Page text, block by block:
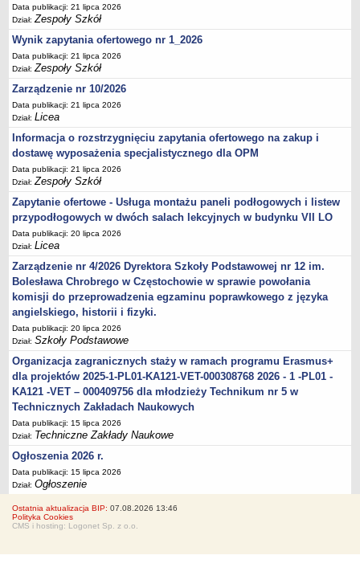
Data publikacji: 21 lipca 2026
Dział:Zespoły Szkół
Wynik zapytania ofertowego nr 1_2026
Data publikacji: 21 lipca 2026
Dział:Zespoły Szkół
Zarządzenie nr 10/2026
Data publikacji: 21 lipca 2026
Dział:Licea
Informacja o rozstrzygnięciu zapytania ofertowego na zakup i
dostawę wyposażenia specjalistycznego dla OPM
Data publikacji: 21 lipca 2026
Dział:Zespoły Szkół
Zapytanie ofertowe - Usługa montażu paneli podłogowych i listew
przypodłogowych w dwóch salach lekcyjnych w budynku VII LO
Data publikacji: 20 lipca 2026
Dział:Licea
Zarządzenie nr 4/2026 Dyrektora Szkoły Podstawowej nr 12 im.
Bolesława Chrobrego w Częstochowie w sprawie powołania
komisji do przeprowadzenia egzaminu poprawkowego z języka
angielskiego, historii i fizyki.
Data publikacji: 20 lipca 2026
Dział:Szkoły Podstawowe
Organizacja zagranicznych staży w ramach programu Erasmus+
dla projektów 2025-1-PL01-KA121-VET-000308768 2026 - 1 -PL01 -
KA121 -VET – 000409756 dla młodzieży Technikum nr 5 w
Technicznych Zakładach Naukowych
Data publikacji: 15 lipca 2026
Dział: Techniczne Zakłady Naukowe
Ogłoszenia 2026 r.
Data publikacji: 15 lipca 2026
Dział:Ogłoszenie
Ostatnia aktualizacja BIP: 07.08.2026 13:46
Polityka Cookies
CMS i hosting: Logonet Sp. z o.o.